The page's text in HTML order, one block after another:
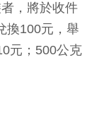
，將於收件
換100元，舉
元；500公克